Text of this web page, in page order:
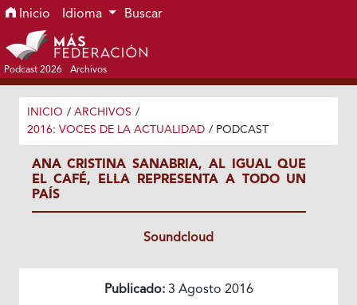
Ir al menú de navegación principal
Ir al contenido principal
Ir al pie de página del sitio
Inicio Idioma Buscar
Podcast 2026 Archivos
INICIO / ARCHIVOS /
2016: VOCES DE LA ACTUALIDAD / PODCAST
ANA CRISTINA SANABRIA, AL IGUAL QUE
EL CAFÉ, ELLA REPRESENTA A TODO UN
PAÍS
Soundcloud
Publicado:3 Agosto 2016